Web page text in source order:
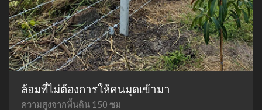
ล้อมที่ไม่ต้องการให้คนมุดเข้ามา
ความสูงจากพื้นดิน 150 ซม